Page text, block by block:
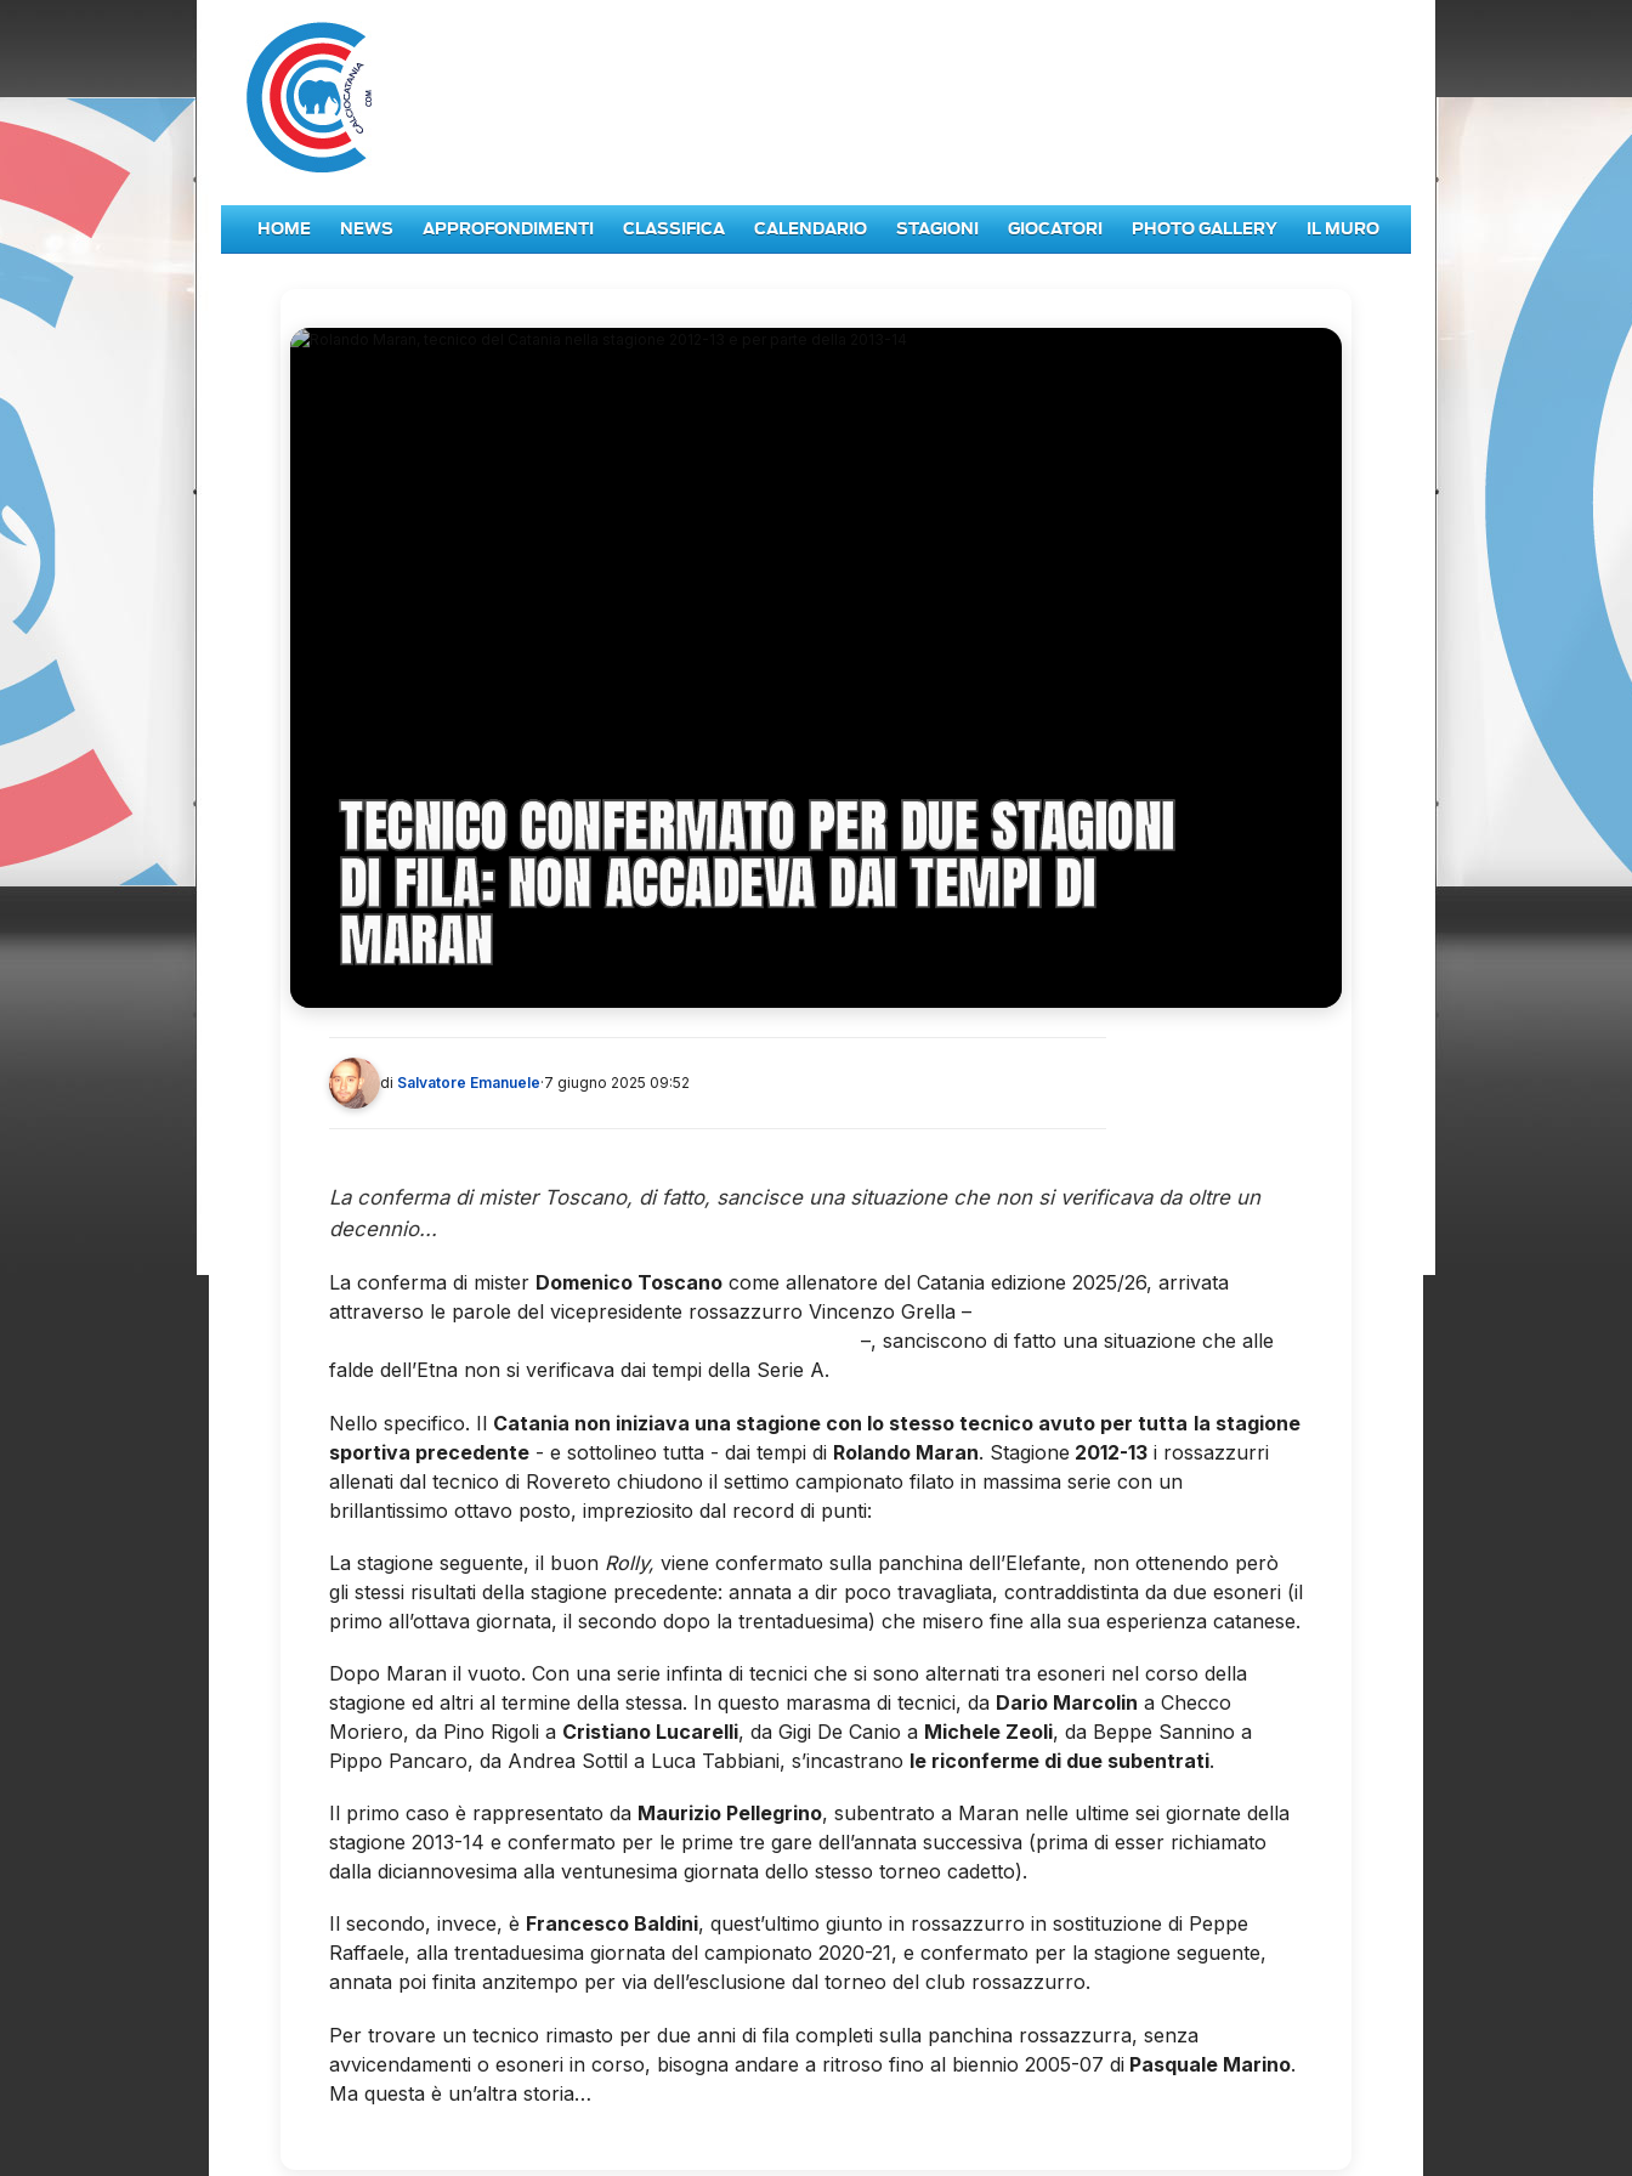
HOME NEWS APPROFONDIMENTI CLASSIFICA CALENDARIO STAGIONI GIOCATORI PHOTO GALLERY IL MURO
TECNICO CONFERMATO PER DUE STAGIONI
DI FILA: NON ACCADEVA DAI TEMPI DI
MARAN
di Salvatore Emanuele·7 giugno 2025 09:52
La conferma di mister Toscano, di fatto, sancisce una situazione che non si verificava da oltre un
decennio...
La conferma di mister Domenico Toscano come allenatore del Catania edizione 2025/26, arrivata
attraverso le parole del vicepresidente rossazzurro Vincenzo Grella –
–, sanciscono di fatto una situazione che alle
falde dell’Etna non si verificava dai tempi della Serie A.
Nello specifico. Il Catania non iniziava una stagione con lo stesso tecnico avuto per tutta la stagione
sportiva precedente - e sottolineo tutta - dai tempi di Rolando Maran. Stagione 2012-13 i rossazzurri
allenati dal tecnico di Rovereto chiudono il settimo campionato filato in massima serie con un
brillantissimo ottavo posto, impreziosito dal record di punti:
La stagione seguente, il buon Rolly, viene confermato sulla panchina dell’Elefante, non ottenendo però
gli stessi risultati della stagione precedente: annata a dir poco travagliata, contraddistinta da due esoneri (il
primo all’ottava giornata, il secondo dopo la trentaduesima) che misero fine alla sua esperienza catanese.
Dopo Maran il vuoto. Con una serie infinta di tecnici che si sono alternati tra esoneri nel corso della
stagione ed altri al termine della stessa. In questo marasma di tecnici, da Dario Marcolin a Checco
Moriero, da Pino Rigoli a Cristiano Lucarelli, da Gigi De Canio a Michele Zeoli, da Beppe Sannino a
Pippo Pancaro, da Andrea Sottil a Luca Tabbiani, s’incastrano le riconferme di due subentrati.
Il primo caso è rappresentato da Maurizio Pellegrino, subentrato a Maran nelle ultime sei giornate della
stagione 2013-14 e confermato per le prime tre gare dell’annata successiva (prima di esser richiamato
dalla diciannovesima alla ventunesima giornata dello stesso torneo cadetto).
Il secondo, invece, è Francesco Baldini, quest’ultimo giunto in rossazzurro in sostituzione di Peppe
Raffaele, alla trentaduesima giornata del campionato 2020-21, e confermato per la stagione seguente,
annata poi finita anzitempo per via dell’esclusione dal torneo del club rossazzurro.
Per trovare un tecnico rimasto per due anni di fila completi sulla panchina rossazzurra, senza
avvicendamenti o esoneri in corso, bisogna andare a ritroso fino al biennio 2005-07 di Pasquale Marino.
Ma questa è un’altra storia…